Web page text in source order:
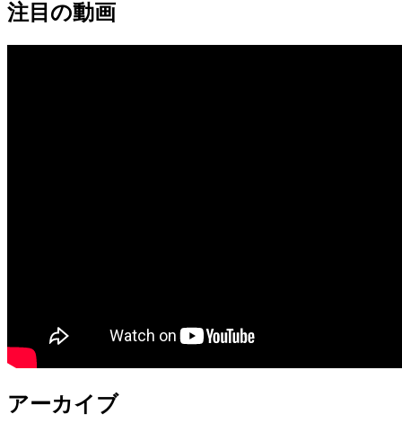
注目の動画
アーカイブ